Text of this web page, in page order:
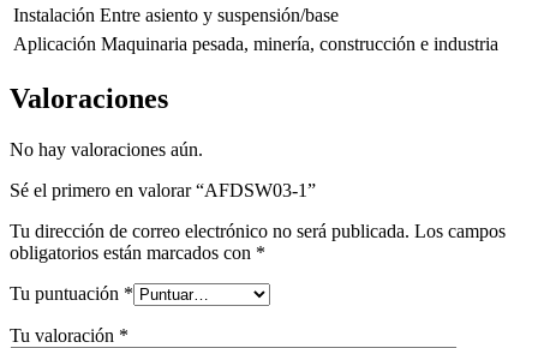
Instalación Entre asiento y suspensión/base
Aplicación Maquinaria pesada, minería, construcción e industria
Valoraciones
No hay valoraciones aún.
Sé el primero en valorar “AFDSW03-1”
Tu dirección de correo electrónico no será publicada. Los campos
obligatorios están marcados con *
Tu puntuación *
Tu valoración *